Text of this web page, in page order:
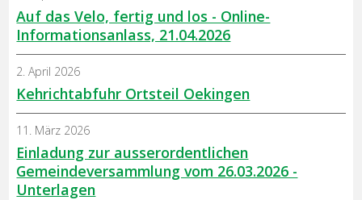
Auf das Velo, fertig und los - Online-
Informationsanlass, 21.04.2026
Kehrichtabfuhr Ortsteil Oekingen
2. April 2026
Einladung zur ausserordentlichen
Gemeindeversammlung vom 26.03.2026 -
Unterlagen
11. März 2026